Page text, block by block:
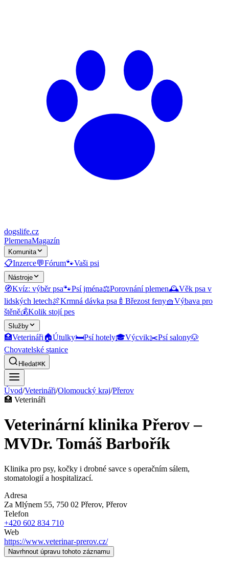
dogslife.cz
PlemenaMagazín
Komunita
📋Inzerce💬Fórum🐾Vaši psi
Nástroje
🧭Kvíz: výběr psa🐾Psí jména⚖️Porovnání plemen🕰️Věk psa v
lidských letech🍖Krmná dávka psa 🍼 Březost feny🧺Výbava pro
štěně💰Kolik stojí pes
Služby
🏥Veterináři🏠Útulky🛏️Psí hotely🎓Výcvik✂️Psí salony🐶
Chovatelské stanice
Hledat⌘K
Úvod/Veterináři/Olomoucký kraj/Přerov
🏥 Veterináři
Veterinární klinika Přerov –
MVDr. Tomáš Barbořík
Klinika pro psy, kočky i drobné savce s operačním sálem,
stomatologií a hospitalizací.
Adresa
Za Mlýnem 55, 750 02 Přerov, Přerov
Telefon
+420 602 834 710
Web
https://www.veterinar-prerov.cz/
Navrhnout úpravu tohoto záznamu